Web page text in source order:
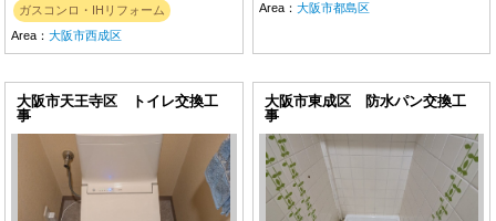
ガスコンロ・IHリフォーム
Area：大阪市西成区
Area：大阪市都島区
大阪市天王寺区 トイレ交換工
事
大阪市東成区 防水パン交換工
事